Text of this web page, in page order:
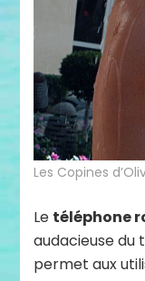
Les Copines
Le téléphone
audacieuse du
permet aux